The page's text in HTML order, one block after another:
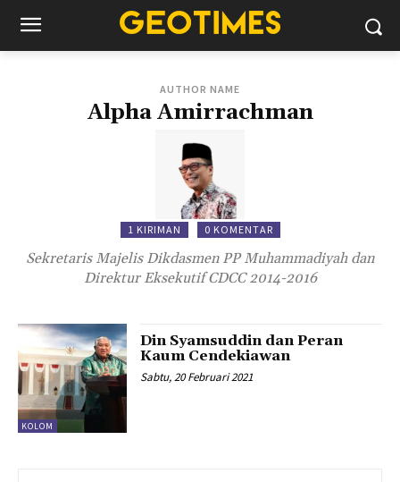
AUTHOR NAME
Alpha Amirrachman
1 KIRIMAN 0 KOMENTAR
Sekretaris Majelis Dikdasmen PP Muhammadiyah dan
Direktur Eksekutif CDCC 2014-2016
KOLOM
Din Syamsuddin dan Peran
Kaum Cendekiawan
Sabtu, 20 Februari 2021